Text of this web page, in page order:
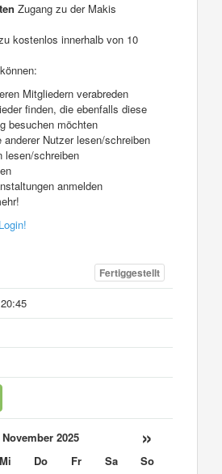
Zugang zu der Makis
kostenlos innerhalb von 10
Mitgliedern verabreden
finden, die ebenfalls diese
besuchen möchten
anderer Nutzer lesen/schreiben
lesen/schreiben
anmelden
Login!
Fertiggestellt
November 2025 »
Mi Do Fr Sa
So